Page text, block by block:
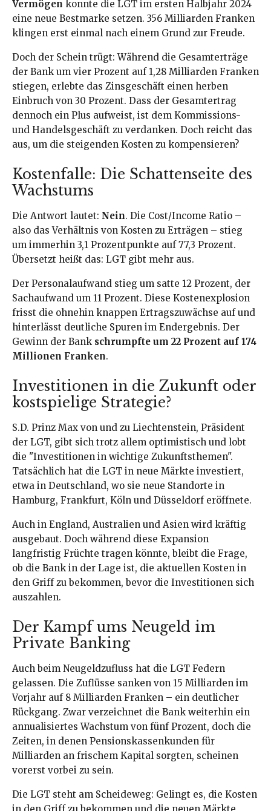
Vermögen konnte die LGT im ersten Halbjahr 2024
eine neue Bestmarke setzen. 356 Milliarden Franken
klingen erst einmal nach einem Grund zur Freude.
Doch der Schein trügt: Während die Gesamterträge
der Bank um vier Prozent auf 1,28 Milliarden Franken
stiegen, erlebte das Zinsgeschäft einen herben
Einbruch von 30 Prozent. Dass der Gesamtertrag
dennoch ein Plus aufweist, ist dem Kommissions-
und Handelsgeschäft zu verdanken. Doch reicht das
aus, um die steigenden Kosten zu kompensieren?
Kostenfalle: Die Schattenseite des
Wachstums
Die Antwort lautet: Nein. Die Cost/Income Ratio –
also das Verhältnis von Kosten zu Erträgen – stieg
um immerhin 3,1 Prozentpunkte auf 77,3 Prozent.
Übersetzt heißt das: LGT gibt mehr aus.
Der Personalaufwand stieg um satte 12 Prozent, der
Sachaufwand um 11 Prozent. Diese Kostenexplosion
frisst die ohnehin knappen Ertragszuwächse auf und
hinterlässt deutliche Spuren im Endergebnis. Der
Gewinn der Bank schrumpfte um 22 Prozent auf 174
Millionen Franken.
Investitionen in die Zukunft oder
kostspielige Strategie?
S.D. Prinz Max von und zu Liechtenstein, Präsident
der LGT, gibt sich trotz allem optimistisch und lobt
die "Investitionen in wichtige Zukunftsthemen".
Tatsächlich hat die LGT in neue Märkte investiert,
etwa in Deutschland, wo sie neue Standorte in
Hamburg, Frankfurt, Köln und Düsseldorf eröffnete.
Auch in England, Australien und Asien wird kräftig
ausgebaut. Doch während diese Expansion
langfristig Früchte tragen könnte, bleibt die Frage,
ob die Bank in der Lage ist, die aktuellen Kosten in
den Griff zu bekommen, bevor die Investitionen sich
auszahlen.
Der Kampf ums Neugeld im
Private Banking
Auch beim Neugeldzufluss hat die LGT Federn
gelassen. Die Zuflüsse sanken von 15 Milliarden im
Vorjahr auf 8 Milliarden Franken – ein deutlicher
Rückgang. Zwar verzeichnet die Bank weiterhin ein
annualisiertes Wachstum von fünf Prozent, doch die
Zeiten, in denen Pensionskassenkunden für
Milliarden an frischem Kapital sorgten, scheinen
vorerst vorbei zu sein.
Die LGT steht am Scheideweg: Gelingt es, die Kosten